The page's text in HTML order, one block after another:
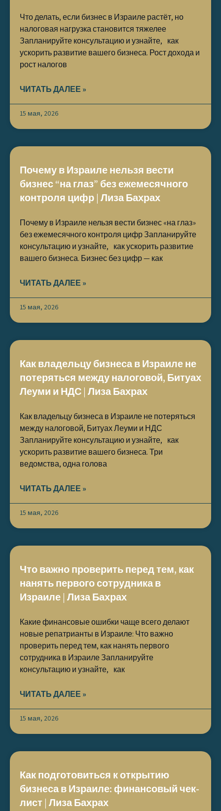
Что делать, если бизнес в Израиле растёт, но
налоговая нагрузка становится тяжелее
Запланируйте консультацию и узнайте, как
ускорить развитие вашего бизнеса. Рост дохода и
рост налогов
ЧИТАТЬ ДАЛЕЕ »
15 мая, 2026
Почему в Израиле нельзя вести
бизнес “на глаз” без ежемесячного
контроля цифр | Лиза Бахрах
Почему в Израиле нельзя вести бизнес «на глаз»
без ежемесячного контроля цифр Запланируйте
консультацию и узнайте, как ускорить развитие
вашего бизнеса. Бизнес без цифр — как
ЧИТАТЬ ДАЛЕЕ »
15 мая, 2026
Как владельцу бизнеса в Израиле не
потеряться между налоговой, Битуах
Леуми и НДС | Лиза Бахрах
Как владельцу бизнеса в Израиле не потеряться
между налоговой, Битуах Леуми и НДС
Запланируйте консультацию и узнайте, как
ускорить развитие вашего бизнеса. Три
ведомства, одна голова
ЧИТАТЬ ДАЛЕЕ »
15 мая, 2026
Что важно проверить перед тем, как
нанять первого сотрудника в
Израиле | Лиза Бахрах
Какие финансовые ошибки чаще всего делают
новые репатрианты в Израиле: Что важно
проверить перед тем, как нанять первого
сотрудника в Израиле Запланируйте
консультацию и узнайте, как
ЧИТАТЬ ДАЛЕЕ »
15 мая, 2026
Как подготовиться к открытию
бизнеса в Израиле: финансовый чек-
лист | Лиза Бахрах